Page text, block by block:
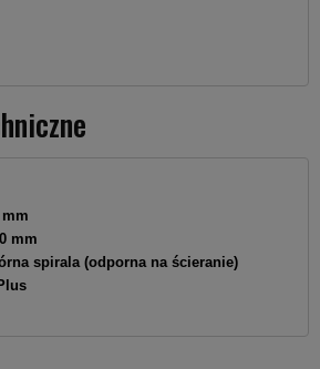
mm
mm
spirala (odporna na ścieranie)